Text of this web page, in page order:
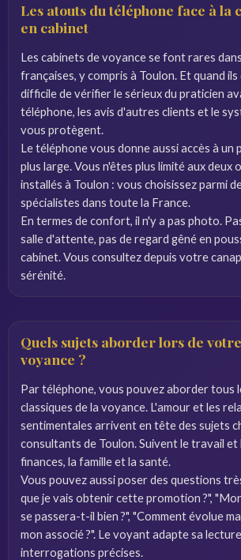
Les atouts du téléphone face à la
en cabinet
Les cabinets de voyance se font rares
françaises, y compris à Toulon. Et quand
difficile de vérifier le sérieux du praticien
téléphone, les avis d'autres clients et le
vous protègent.
Le téléphone vous donne aussi accès à un
plus large. Vous n'êtes plus limité aux
installés à Toulon : vous choisissez parmi
spécialistes dans toute la France.
En termes de confort, il n'y a pas photo.
salle d'attente, pas de regard gêné en
cabinet. Vous consultez depuis votre
sérénité.
Quels sujets aborder lors de
voyance ?
Par téléphone, vous pouvez aborder tous
classiques de la voyance. L'amour et les
sentimentales arrivent en tête des sujets
consultants de Toulon. Suivent le travail et
finances, la famille et la santé.
Vous pouvez aussi poser des questions
que je vais obtenir cette promotion ?",
se passera-t-il bien ?", "Comment évolue
mon associé ?". Le voyant adapte sa
interrogations précises.